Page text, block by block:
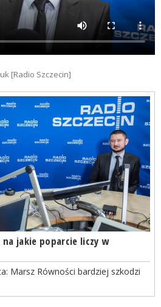
[Radio Szczecin]
na jakie poparcie liczy w
Marsz Równości bardziej szkodzi